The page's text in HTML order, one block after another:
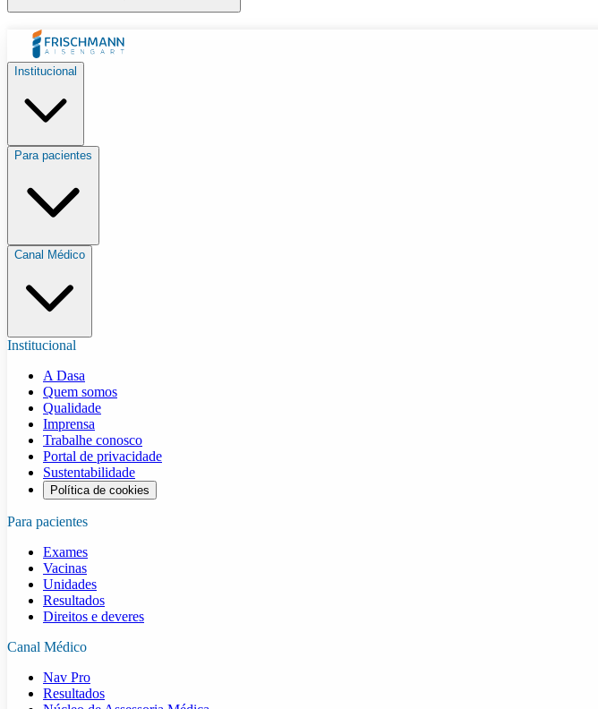
Institucional
Para pacientes
Canal Médico
Institucional
A Dasa
Quem somos
Qualidade
Imprensa
Trabalhe conosco
Portal de privacidade
Sustentabilidade
Política de cookies
Para pacientes
Exames
Vacinas
Unidades
Resultados
Direitos e deveres
Canal Médico
Nav Pro
Resultados